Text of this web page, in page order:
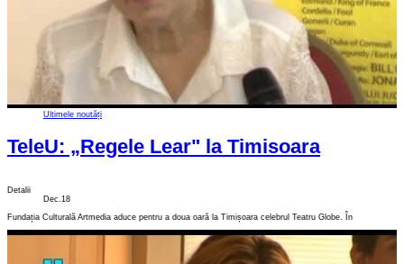
Ultimele noutăți
TeleU: „Regele Lear" la Timisoara
Detalii
Dec.18
Fundația Culturală Artmedia aduce pentru a doua oară la Timișoara celebrul Teatru Globe. În